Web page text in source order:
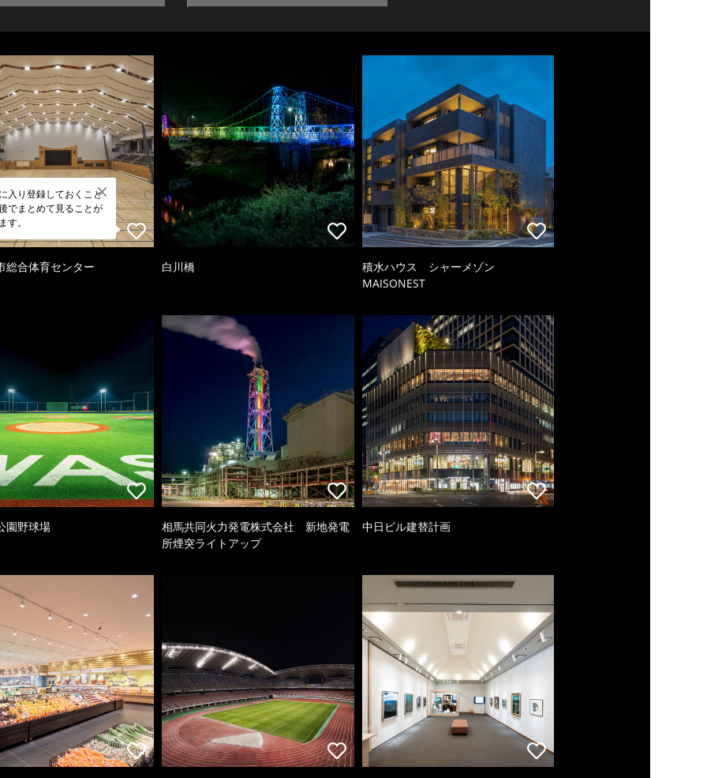
入り登録しておくこと
でまとめて見ることが
す。
総合体育センター 白川橋
積水ハウス シャーメゾン
MAISONEST
園野球場
相馬共同火力発電株式会社 新地発電
所煙突ライトアップ
中日ビル建替計画